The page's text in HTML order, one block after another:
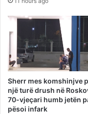
Sherr mes komshinjve
një turë drush në
70-vjeçari humb jetën
pësoi infark